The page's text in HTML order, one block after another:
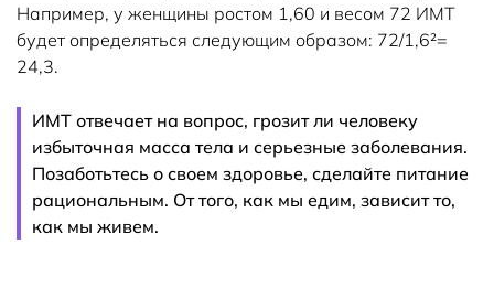
Например, у женщины ростом 1,60 и весом 72 ИМТ
будет определяться следующим образом: 72/1,6²=
24,3.
ИМТ отвечает на вопрос, грозит ли человеку
избыточная масса тела и серьезные заболевания.
Позаботьтесь о своем здоровье, сделайте питание
рациональным. От того, как мы едим, зависит то,
как мы живем.